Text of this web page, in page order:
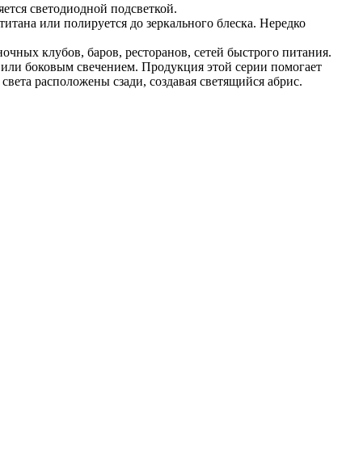
светодиодной подсветкой.
или полируется до зеркального блеска. Нередко
клубов, баров, ресторанов, сетей быстрого питания.
боковым свечением. Продукция этой серии помогает
расположены сзади, создавая светящийся абрис.